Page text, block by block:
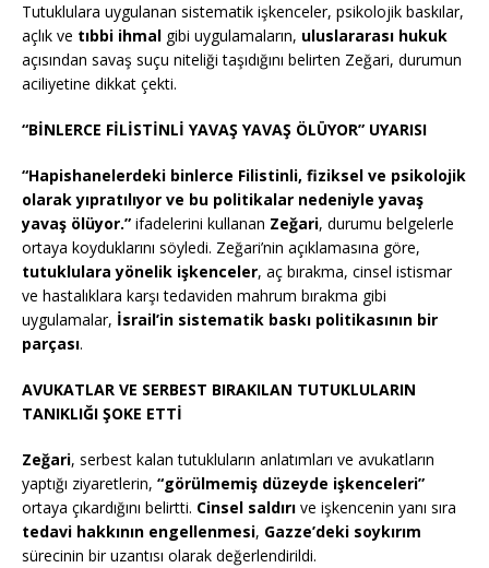
Tutuklulara uygulanan sistematik işkenceler, psikolojik baskılar,
açlık ve tıbbi ihmal gibi uygulamaların, uluslararası hukuk
açısından savaş suçu niteliği taşıdığını belirten Zeğari, durumun
aciliyetine dikkat çekti.
“BİNLERCE FİLİSTİNLİ YAVAŞ YAVAŞ ÖLÜYOR” UYARISI
“Hapishanelerdeki binlerce Filistinli, fiziksel ve psikolojik
olarak yıpratılıyor ve bu politikalar nedeniyle yavaş
yavaş ölüyor.” ifadelerini kullanan Zeğari, durumu belgelerle
ortaya koyduklarını söyledi. Zeğari’nin açıklamasına göre,
tutuklulara yönelik işkenceler, aç bırakma, cinsel istismar
ve hastalıklara karşı tedaviden mahrum bırakma gibi
uygulamalar, İsrail’in sistematik baskı politikasının bir
parçası.
AVUKATLAR VE SERBEST BIRAKILAN TUTUKLULARIN
TANIKLIĞI ŞOKE ETTİ
Zeğari, serbest kalan tutukluların anlatımları ve avukatların
yaptığı ziyaretlerin, “görülmemiş düzeyde işkenceleri”
ortaya çıkardığını belirtti. Cinsel saldırı ve işkencenin yanı sıra
tedavi hakkının engellenmesi, Gazze’deki soykırım
sürecinin bir uzantısı olarak değerlendirildi.